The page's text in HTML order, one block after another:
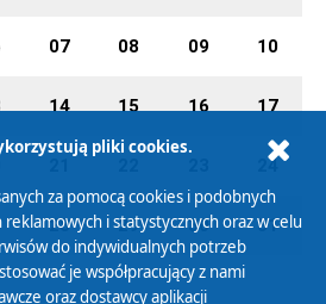
07 08 09 10
14 15 16 17
24
28 29 30 31
pliki cookies.
za pomocą cookies i podobnych
i statystycznych oraz w celu
do indywidualnych potrzeb
je współpracujący z nami
oraz dostawcy aplikacji